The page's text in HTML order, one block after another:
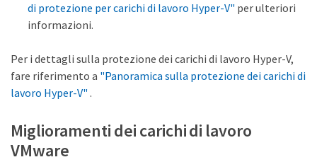
di protezione per carichi di lavoro Hyper-V" per ulteriori
informazioni.
Per i dettagli sulla protezione dei carichi di lavoro Hyper-V,
fare riferimento a "Panoramica sulla protezione dei carichi di
lavoro Hyper-V" .
Miglioramenti dei carichi di lavoro
VMware